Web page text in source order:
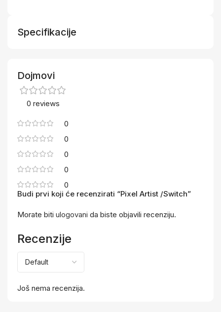
Specifikacije
Dojmovi
0 reviews
0
0
0
0
0
Recenzije
Još nema recenzija.
Budi prvi koji će recenzirati “Pixel Artist /Switch”
Morate biti ulogovani da biste objavili recenziju.